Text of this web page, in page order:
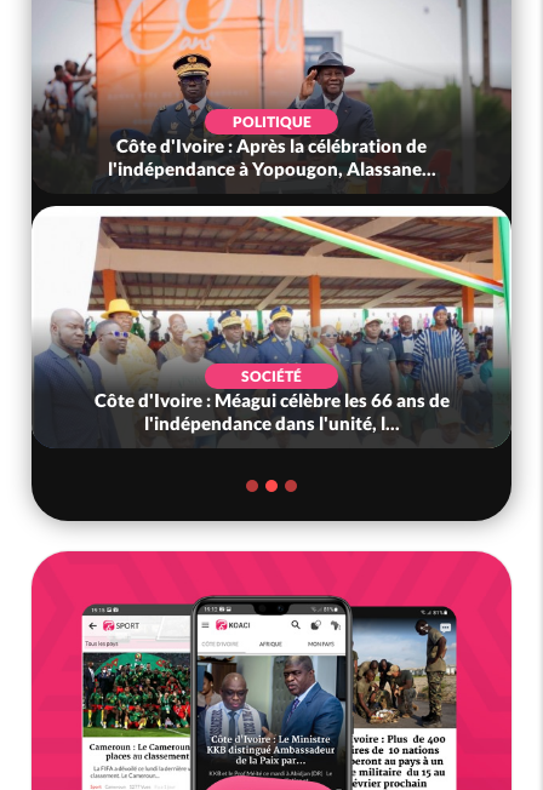
POLITIQUE
Côte d'Ivoire : Après la célébration de
l'indépendance à Yopougon, Alassane...
SOCIÉTÉ
Côte d'Ivoire : Méagui célèbre les 66 ans de
l'indépendance dans l'unité, l...